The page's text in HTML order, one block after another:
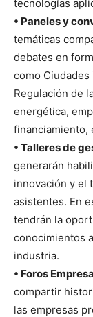
tecnologías
• Paneles y
temáticas
debates en
como
Regulación de
energética,
financiamiento,
• Talleres de
generarán
innovación y el
asistentes. En
tendrán la
conocimientos
industria.
• Foros
compartir
las empresas